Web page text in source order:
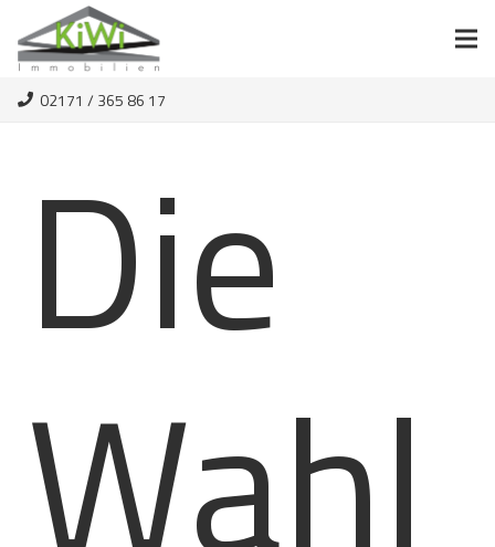
02171 / 365 86 17
Die
Wahl